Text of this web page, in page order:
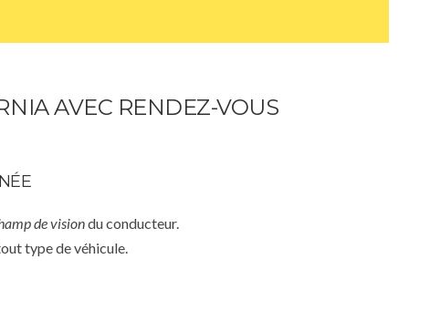
AVEC RENDEZ-VOUS
de visiondu conducteur.
type de véhicule.